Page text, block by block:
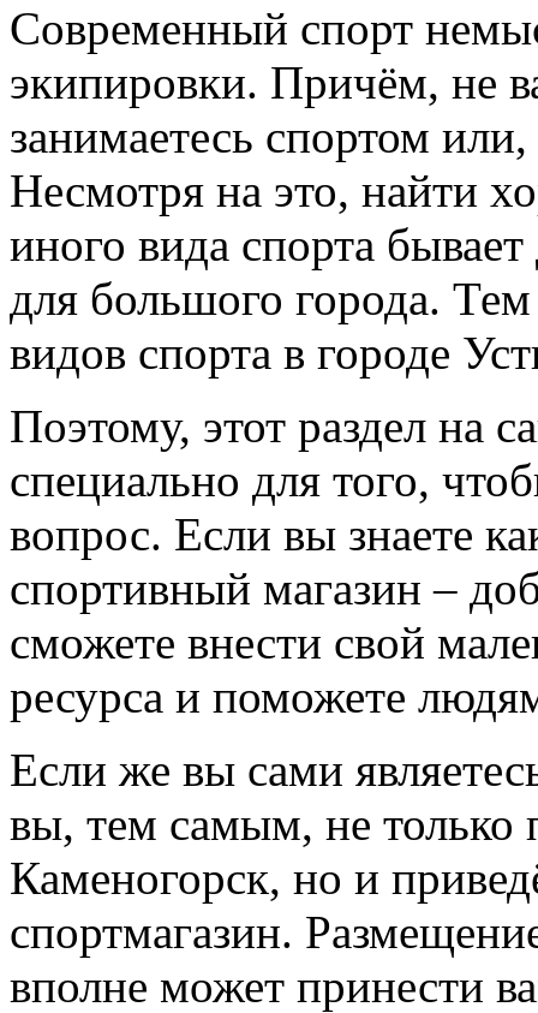
Современный спорт
экипировки. Причём, не
занимаетесь спортом
Несмотря на это, найти
иного вида спорта
для большого города.
видов спорта в городе
Поэтому, этот раздел на
специально для того,
вопрос. Если вы знаете
спортивный магазин –
сможете внести свой
ресурса и поможете
Если же вы сами
вы, тем самым, не только
Каменогорск, но и
спортмагазин.
вполне может принести